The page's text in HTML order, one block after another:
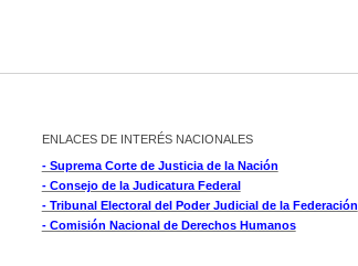
ENLACES DE INTERÉS NACIONALES
- Suprema Corte de Justicia de la Nación
- Consejo de la Judicatura Federal
- Tribunal Electoral del Poder Judicial de la Federación
- Comisión Nacional de Derechos Humanos